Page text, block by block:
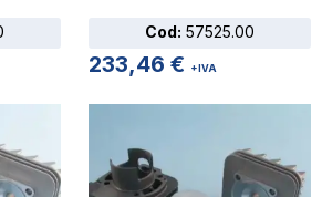
Cod: 57525.00
233,46 € +IVA